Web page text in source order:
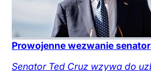
Prowojenne wezwanie
Senator Ted Cruz wzywa do